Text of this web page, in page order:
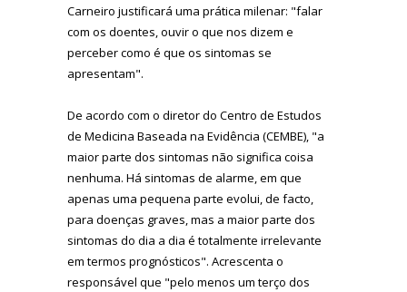
Carneiro justificará uma prática milenar: "falar
com os doentes, ouvir o que nos dizem e
perceber como é que os sintomas se
apresentam".
De acordo com o diretor do Centro de Estudos
de Medicina Baseada na Evidência (CEMBE), "a
maior parte dos sintomas não significa coisa
nenhuma. Há sintomas de alarme, em que
apenas uma pequena parte evolui, de facto,
para doenças graves, mas a maior parte dos
sintomas do dia a dia é totalmente irrelevante
em termos prognósticos". Acrescenta o
responsável que "pelo menos um terço dos